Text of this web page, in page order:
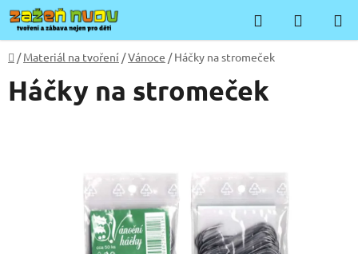
Přejít
na
obsah
Hledat
KOŠÍK
Domů
/ Materiál na tvoření /Vánoce / Háčky na stromeček
Háčky na stromeček